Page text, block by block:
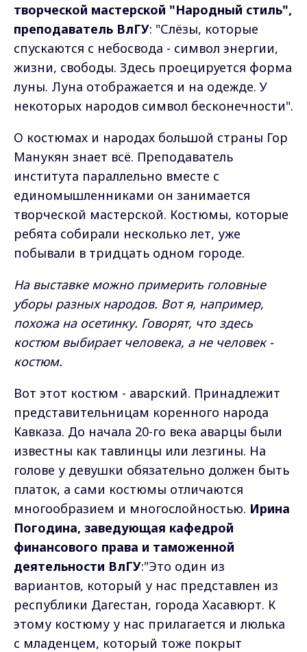
творческой мастерской "Народный стиль",
преподаватель ВлГУ: "Слёзы, которые
спускаются с небосвода - символ энергии,
жизни, свободы. Здесь проецируется форма
луны. Луна отображается и на одежде. У
некоторых народов символ бесконечности".
О костюмах и народах большой страны Гор
Манукян знает всё. Преподаватель
института параллельно вместе с
единомышленниками он занимается
творческой мастерской. Костюмы, которые
ребята собирали несколько лет, уже
побывали в тридцать одном городе.
На выставке можно примерить головные
уборы разных народов. Вот я, например,
похожа на осетинку. Говорят, что здесь
костюм выбирает человека, а не человек -
костюм.
Вот этот костюм - аварский. Принадлежит
представительницам коренного народа
Кавказа. До начала 20-го века аварцы были
известны как тавлинцы или лезгины. На
голове у девушки обязательно должен быть
платок, а сами костюмы отличаются
многообразием и многослойностью. Ирина
Погодина, заведующая кафедрой
финансового права и таможенной
деятельности ВлГУ:"Это один из
вариантов, который у нас представлен из
республики Дагестан, города Хасавюрт. К
этому костюму у нас прилагается и люлька
с младенцем, который тоже покрыт